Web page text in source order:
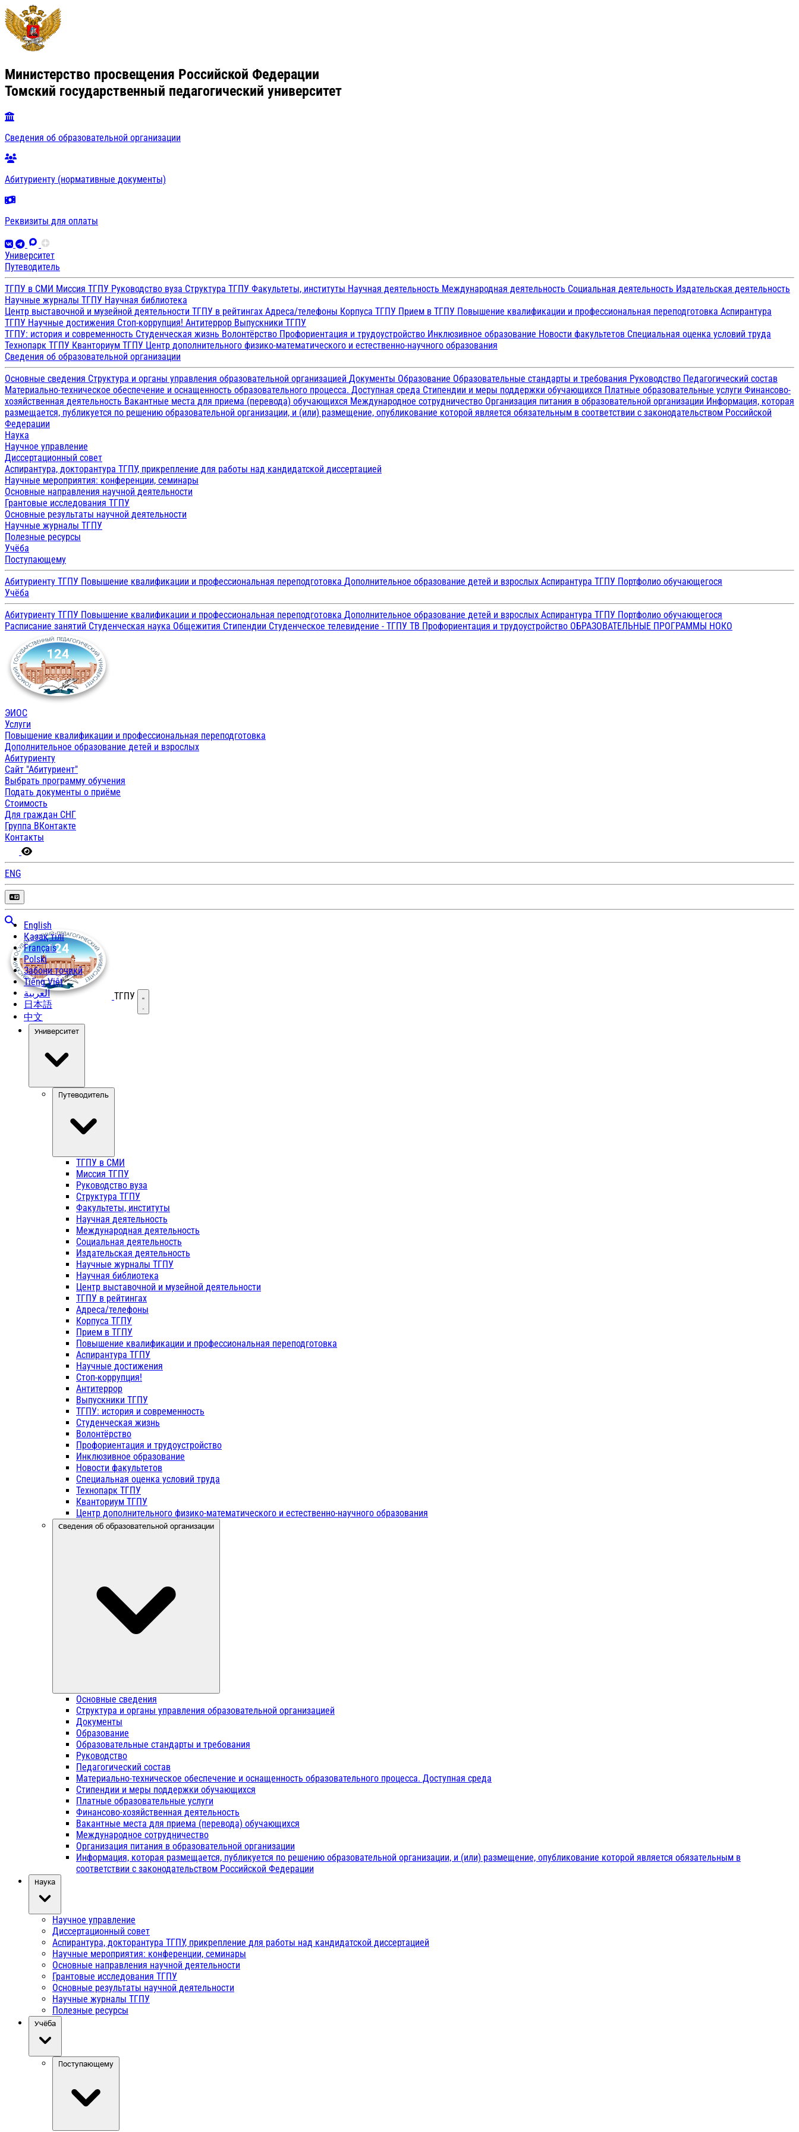
Министерство просвещения Российской Федерации
Томский государственный педагогический университет
Сведения об образовательной организации
Абитуриенту (нормативные документы)
Реквизиты для оплаты
Университет
Путеводитель
ТГПУ в СМИ Миссия ТГПУ Руководство вуза Структура ТГПУ Факультеты, институты Научная деятельность Международная деятельность Социальная деятельность Издательская деятельность
Научные журналы ТГПУ Научная библиотека
Центр выставочной и музейной деятельности ТГПУ в рейтингах Адреса/телефоны Корпуса ТГПУ Прием в ТГПУ Повышение квалификации и профессиональная переподготовка Аспирантура
ТГПУ Научные достижения Стоп-коррупция! Антитеррор Выпускники ТГПУ
ТГПУ: история и современность Студенческая жизнь Волонтёрство Профориентация и трудоустройство Инклюзивное образование Новости факультетов Специальная оценка условий труда
Технопарк ТГПУ Кванториум ТГПУ Центр дополнительного физико-математического и естественно-научного образования
Сведения об образовательной организации
Основные сведения Структура и органы управления образовательной организацией Документы Образование Образовательные стандарты и требования Руководство Педагогический состав
Материально-техническое обеспечение и оснащенность образовательного процесса. Доступная среда Стипендии и меры поддержки обучающихся Платные образовательные услуги Финансово-
хозяйственная деятельность Вакантные места для приема (перевода) обучающихся Международное сотрудничество Организация питания в образовательной организации Информация, которая
размещается, публикуется по решению образовательной организации, и (или) размещение, опубликование которой является обязательным в соответствии с законодательством Российской
Федерации
Наука
Научное управление
Диссертационный совет
Аспирантура, докторантура ТГПУ, прикрепление для работы над кандидатской диссертацией
Научные мероприятия: конференции, семинары
Основные направления научной деятельности
Грантовые исследования ТГПУ
Основные результаты научной деятельности
Научные журналы ТГПУ
Полезные ресурсы
Учёба
Поступающему
Абитуриенту ТГПУ Повышение квалификации и профессиональная переподготовка Дополнительное образование детей и взрослых Аспирантура ТГПУ Портфолио обучающегося
Учёба
Абитуриенту ТГПУ Повышение квалификации и профессиональная переподготовка Дополнительное образование детей и взрослых Аспирантура ТГПУ Портфолио обучающегося
Расписание занятий Студенческая наука Общежития Стипендии Студенческое телевидение - ТГПУ ТВ Профориентация и трудоустройство ОБРАЗОВАТЕЛЬНЫЕ ПРОГРАММЫ НОКО
ЭИОС
Услуги
Повышение квалификации и профессиональная переподготовка
Дополнительное образование детей и взрослых
Абитуриенту
Сайт "Абитуриент"
Выбрать программу обучения
Подать документы о приёме
Стоимость
Для граждан СНГ
Группа ВКонтакте
Контакты
ENG
English
Қазақ тілі
Français
Polski
Забони тоҷикӣ
Tiếng Việt
العربية
日本語
中文
ТГПУ Открыть меню
Университет
Путеводитель
ТГПУ в СМИ
Миссия ТГПУ
Руководство вуза
Структура ТГПУ
Факультеты, институты
Научная деятельность
Международная деятельность
Социальная деятельность
Издательская деятельность
Научные журналы ТГПУ
Научная библиотека
Центр выставочной и музейной деятельности
ТГПУ в рейтингах
Адреса/телефоны
Корпуса ТГПУ
Прием в ТГПУ
Повышение квалификации и профессиональная переподготовка
Аспирантура ТГПУ
Научные достижения
Стоп-коррупция!
Антитеррор
Выпускники ТГПУ
ТГПУ: история и современность
Студенческая жизнь
Волонтёрство
Профориентация и трудоустройство
Инклюзивное образование
Новости факультетов
Специальная оценка условий труда
Технопарк ТГПУ
Кванториум ТГПУ
Центр дополнительного физико-математического и естественно-научного образования
Сведения об образовательной организации
Основные сведения
Структура и органы управления образовательной организацией
Документы
Образование
Образовательные стандарты и требования
Руководство
Педагогический состав
Материально-техническое обеспечение и оснащенность образовательного процесса. Доступная среда
Стипендии и меры поддержки обучающихся
Платные образовательные услуги
Финансово-хозяйственная деятельность
Вакантные места для приема (перевода) обучающихся
Международное сотрудничество
Организация питания в образовательной организации
Информация, которая размещается, публикуется по решению образовательной организации, и (или) размещение, опубликование которой является обязательным в
соответствии с законодательством Российской Федерации
Наука
Научное управление
Диссертационный совет
Аспирантура, докторантура ТГПУ, прикрепление для работы над кандидатской диссертацией
Научные мероприятия: конференции, семинары
Основные направления научной деятельности
Грантовые исследования ТГПУ
Основные результаты научной деятельности
Научные журналы ТГПУ
Полезные ресурсы
Учёба
Поступающему